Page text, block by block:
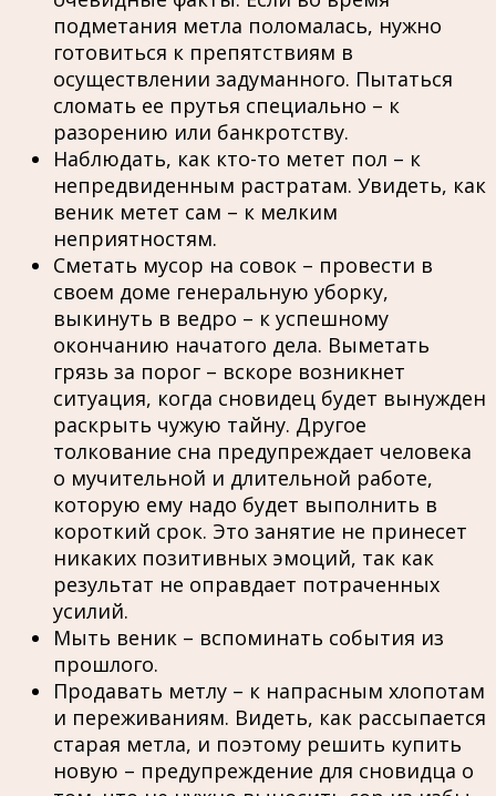
подметания метла поломалась, нужно
готовиться к препятствиям в
осуществлении задуманного. Пытаться
сломать ее прутья специально – к
разорению или банкротству.
Наблюдать, как кто-то метет пол – к
непредвиденным растратам. Увидеть, как
веник метет сам – к мелким
неприятностям.
Сметать мусор на совок – провести в
своем доме генеральную уборку,
выкинуть в ведро – к успешному
окончанию начатого дела. Выметать
грязь за порог – вскоре возникнет
ситуация, когда сновидец будет вынужден
раскрыть чужую тайну. Другое
толкование сна предупреждает человека
о мучительной и длительной работе,
которую ему надо будет выполнить в
короткий срок. Это занятие не принесет
никаких позитивных эмоций, так как
результат не оправдает потраченных
усилий.
Мыть веник – вспоминать события из
прошлого.
Продавать метлу – к напрасным хлопотам
и переживаниям. Видеть, как рассыпается
старая метла, и поэтому решить купить
новую – предупреждение для сновидца о